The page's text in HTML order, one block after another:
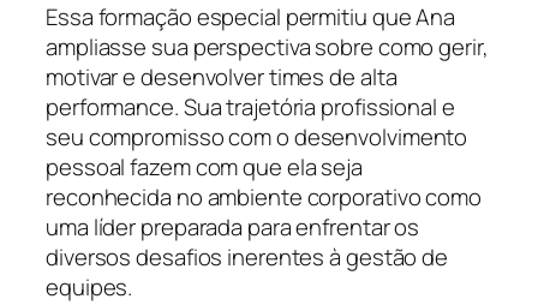
Essa formação especial permitiu que Ana
ampliasse sua perspectiva sobre como gerir,
motivar e desenvolver times de alta
performance. Sua trajetória profissional e
seu compromisso com o desenvolvimento
pessoal fazem com que ela seja
reconhecida no ambiente corporativo como
uma líder preparada para enfrentar os
diversos desafios inerentes à gestão de
equipes.